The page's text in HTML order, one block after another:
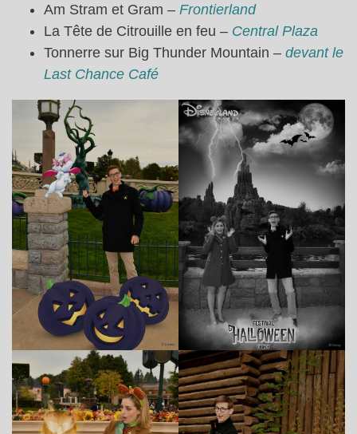
Am Stram et Gram – Frontierland
La Tête de Citrouille en feu – Central Plaza
Tonnerre sur Big Thunder Mountain – devant le
Last Chance Café